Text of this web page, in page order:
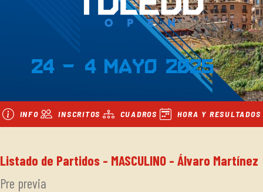
SCOREBOARD
STREAMING
24 - 4 Mayo 2025
INFO INSCRITOS CUADROS HORA Y RESULTADOS
Listado de Partidos - MASCULINO - Álvaro Martínez
Pre previa